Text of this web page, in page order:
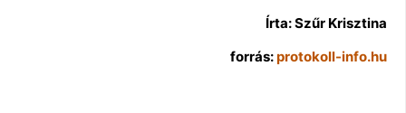
Írta: Szűr Krisztina
forrás:protokoll-info.hu